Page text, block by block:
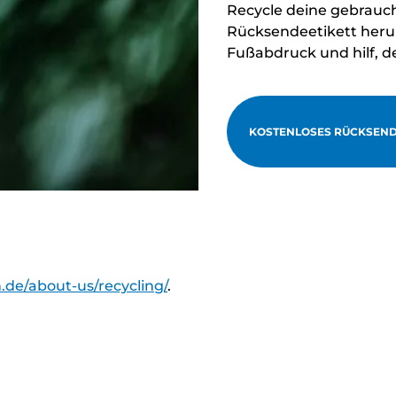
Recycle deine
Rücksendeetikett
Fußabdruck und hilf,
KOSTENLOSES
about-us/recycling/.